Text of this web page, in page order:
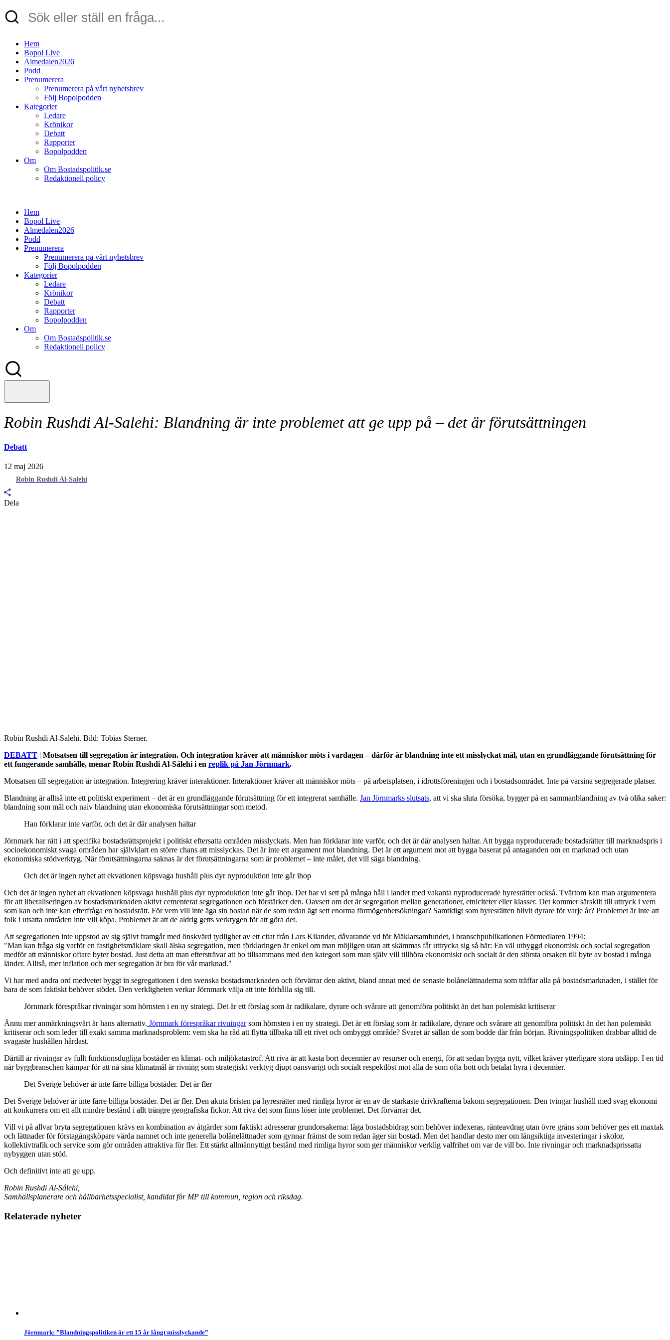
Hem
Bopol Live
Almedalen2026
Podd
Prenumerera
Prenumerera på vårt nyhetsbrev
Följ Bopolpodden
Kategorier
Ledare
Krönikor
Debatt
Rapporter
Bopolpodden
Om
Om Bostadspolitik.se
Redaktionell policy
Hem
Bopol Live
Almedalen2026
Podd
Prenumerera
Prenumerera på vårt nyhetsbrev
Följ Bopolpodden
Kategorier
Ledare
Krönikor
Debatt
Rapporter
Bopolpodden
Om
Om Bostadspolitik.se
Redaktionell policy
Robin Rushdi Al-Salehi: Blandning är inte problemet att ge upp på – det är förutsättningen
Debatt
12 maj 2026
Robin Rushdi Al-Salehi
Dela
Robin Rushdi Al-Salehi. Bild: Tobias Sterner.
DEBATT | Motsatsen till segregation är integration. Och integration kräver att människor möts i vardagen – därför är blandning inte ett misslyckat mål, utan en grundläggande förutsättning för
ett fungerande samhälle, menar Robin Rushdi Al-Sálehi i en replik på Jan Jörnmark.
Motsatsen till segregation är integration. Integrering kräver interaktioner. Interaktioner kräver att människor möts – på arbetsplatsen, i idrottsföreningen och i bostadsområdet. Inte på varsina segregerade platser.
Blandning är alltså inte ett politiskt experiment – det är en grundläggande förutsättning för ett integrerat samhälle. Jan Jörnmarks slutsats, att vi ska sluta försöka, bygger på en sammanblandning av två olika saker:
blandning som mål och naiv blandning utan ekonomiska förutsättningar som metod.
Han förklarar inte varför, och det är där analysen haltar
Jörnmark har rätt i att specifika bostadsrättsprojekt i politiskt eftersatta områden misslyckats. Men han förklarar inte varför, och det är där analysen haltar. Att bygga nyproducerade bostadsrätter till marknadspris i
socioekonomiskt svaga områden har självklart en större chans att misslyckas. Det är inte ett argument mot blandning. Det är ett argument mot att bygga baserat på antaganden om en marknad och utan
ekonomiska stödverktyg. När förutsättningarna saknas är det förutsättningarna som är problemet – inte målet, det vill säga blandning.
Och det är ingen nyhet att ekvationen köpsvaga hushåll plus dyr nyproduktion inte går ihop
Och det är ingen nyhet att ekvationen köpsvaga hushåll plus dyr nyproduktion inte går ihop. Det har vi sett på många håll i landet med vakanta nyproducerade hyresrätter också. Tvärtom kan man argumentera
för att liberaliseringen av bostadsmarknaden aktivt cementerat segregationen och förstärker den. Oavsett om det är segregation mellan generationer, etniciteter eller klasser. Det kommer särskilt till uttryck i vem
som kan och inte kan efterfråga en bostadsrätt. För vem vill inte äga sin bostad när de som redan ägt sett enorma förmögenhetsökningar? Samtidigt som hyresrätten blivit dyrare för varje år? Problemet är inte att
folk i utsatta områden inte vill köpa. Problemet är att de aldrig getts verktygen för att göra det.
Att segregationen inte uppstod av sig självt framgår med önskvärd tydlighet av ett citat från Lars Kilander, dåvarande vd för Mäklarsamfundet, i branschpublikationen Förmedlaren 1994:
"Man kan fråga sig varför en fastighetsmäklare skall älska segregation, men förklaringen är enkel om man möjligen utan att skämmas får uttrycka sig så här: En väl utbyggd ekonomisk och social segregation
medför att människor oftare byter bostad. Just detta att man eftersträvar att bo tillsammans med den kategori som man själv vill tillhöra ekonomiskt och socialt är den största orsaken till byte av bostad i många
länder. Alltså, mer inflation och mer segregation är bra för vår marknad."
Vi har med andra ord medvetet byggt in segregationen i den svenska bostadsmarknaden och förvärrar den aktivt, bland annat med de senaste bolånelättnaderna som träffar alla på bostadsmarknaden, i stället för
bara de som faktiskt behöver stödet. Den verkligheten verkar Jörnmark välja att inte förhålla sig till.
Jörnmark förespråkar rivningar som hörnsten i en ny strategi. Det är ett förslag som är radikalare, dyrare och svårare att genomföra politiskt än det han polemiskt kritiserar
Ännu mer anmärkningsvärt är hans alternativ. Jörnmark förespråkar rivningarsom hörnsten i en ny strategi. Det är ett förslag som är radikalare, dyrare och svårare att genomföra politiskt än det han polemiskt
kritiserar och som leder till exakt samma marknadsproblem: vem ska ha råd att flytta tillbaka till ett rivet och ombyggt område? Svaret är sällan de som bodde där från början. Rivningspolitiken drabbar alltid de
svagaste hushållen hårdast.
Därtill är rivningar av fullt funktionsdugliga bostäder en klimat- och miljökatastrof. Att riva är att kasta bort decennier av resurser och energi, för att sedan bygga nytt, vilket kräver ytterligare stora utsläpp. I en tid
när byggbranschen kämpar för att nå sina klimatmål är rivning som strategiskt verktyg djupt oansvarigt och socialt respektlöst mot alla de som ofta bott och betalat hyra i decennier.
Det Sverige behöver är inte färre billiga bostäder. Det är fler
Det Sverige behöver är inte färre billiga bostäder. Det är fler. Den akuta bristen på hyresrätter med rimliga hyror är en av de starkaste drivkrafterna bakom segregationen. Den tvingar hushåll med svag ekonomi
att konkurrera om ett allt mindre bestånd i allt trängre geografiska fickor. Att riva det som finns löser inte problemet. Det förvärrar det.
Vill vi på allvar bryta segregationen krävs en kombination av åtgärder som faktiskt adresserar grundorsakerna: låga bostadsbidrag som behöver indexeras, ränteavdrag utan övre gräns som behöver ges ett maxtak
och lättnader för förstagångsköpare värda namnet och inte generella bolånelättnader som gynnar främst de som redan äger sin bostad. Men det handlar desto mer om långsiktiga investeringar i skolor,
kollektivtrafik och service som gör områden attraktiva för fler. Ett stärkt allmännyttigt bestånd med rimliga hyror som ger människor verklig valfrihet om var de vill bo. Inte rivningar och marknadsprissatta
nybyggen utan stöd.
Och definitivt inte att ge upp.
Robin Rushdi Al-Sálehi,
Samhällsplanerare och hållbarhetsspecialist, kandidat för MP till kommun, region och riksdag.
Relaterade nyheter
Jörnmark: ”Blandningspolitiken är ett 15 år långt misslyckande”